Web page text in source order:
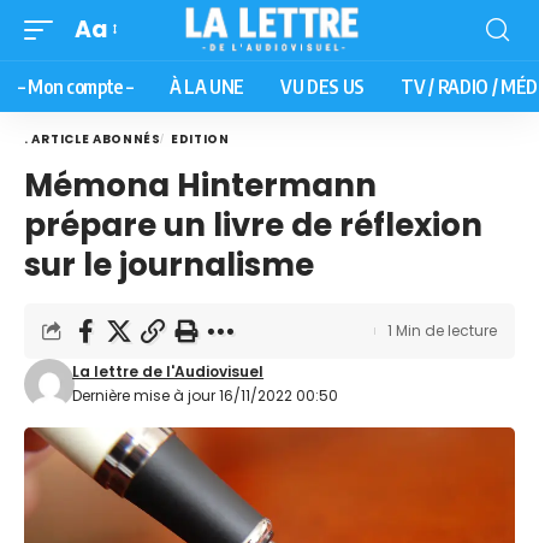
Aa
– Mon compte – À LA UNE VU DES US TV / RADIO /
. ARTICLE ABONNÉS EDITION
Mémona Hintermann
prépare un livre de réflexion
sur le journalisme
Dernière mise à jour 16/11/2022 00:50
La lettre de l'Audiovisuel
1 Min de lecture